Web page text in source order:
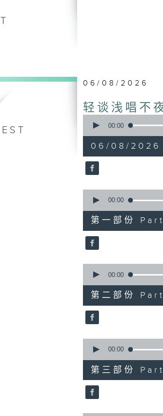
06/08/2026
轻谈浅唱不
seconds
hours,
43
minutes,
59
90%
00:00
06/08/
seconds
56
minutes,
0
seconds
90%
00:00
第一部份
seconds
56
minutes,
10
seconds
90%
00:00
第二部份
seconds
56
minutes,
10
seconds
90%
00:00
第三部份